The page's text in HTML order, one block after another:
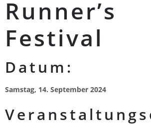
Runner’s
Festival
Datum:
Samstag, 14. September 2024